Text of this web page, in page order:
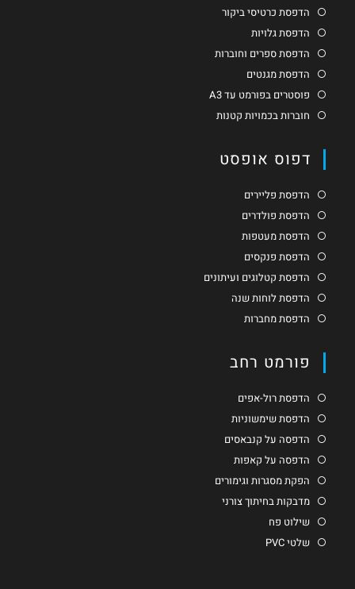
הדפסת כרטיסי ביקור
הדפסת גלויות
הדפסת ספרים וחוברות
הדפסת מגנטים
פוסטרים בפורמט עד A3
חוברות בכמויות קטנות
דפוס אופסט
הדפסת פליירים
הדפסת פולדרים
הדפסת מעטפות
הדפסת פנקסים
הדפסת קטלוגים ועיתונים
הדפסת לוחות שנה
הדפסת מחברות
פורמט רחב
הדפסת רול-אפים
הדפסת שימשוניות
הדפסה על קנבאסים
הדפסה על קאפות
הפקת מסגרות וגימורים
מדבקות בחיתוך צורני
שילוט פח
שלטי PVC